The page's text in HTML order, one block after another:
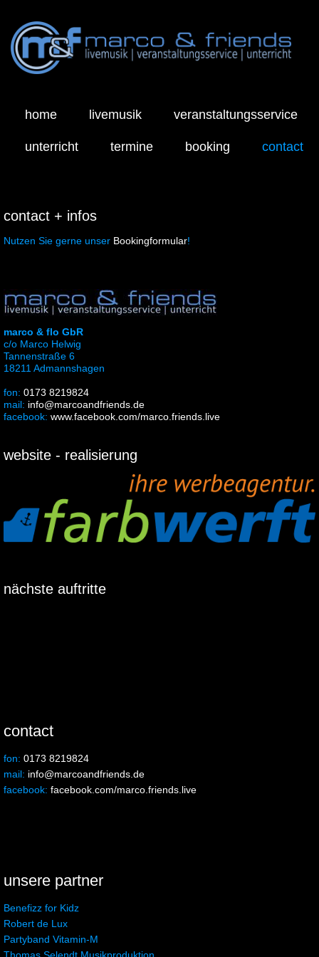
überspringen
home livemusik veranstaltungsservice
unterricht termine booking contact
contact + infos
Nutzen Sie gerne unser Bookingformular!
marco & flo GbR
c/o Marco Helwig
Tannenstraße 6
18211 Admannshagen
fon: 0173 8219824
mail: info@marcoandfriends.de
facebook: www.facebook.com/marco.friends.live
website - realisierung
nächste auftritte
contact
fon: 0173 8219824
mail: info@marcoandfriends.de
facebook: facebook.com/marco.friends.live
unsere partner
Benefizz for Kidz
Robert de Lux
Partyband Vitamin-M